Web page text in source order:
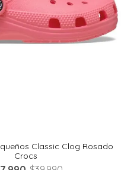
Classic Clog Rosado
Crocs